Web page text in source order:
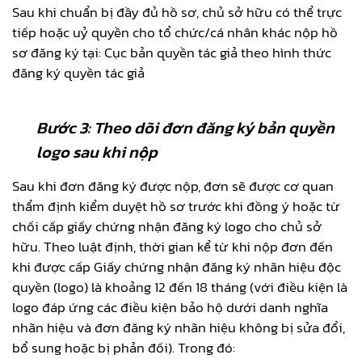
Sau khi chuẩn bị đầy đủ hồ sơ, chủ sở hữu có thể trực
tiếp hoặc uỷ quyền cho tổ chức/cá nhân khác nộp hồ
sơ đăng ký tại: Cục bản quyền tác giả theo hình thức
đăng ký quyền tác giả
Bước 3: Theo dõi đơn đăng ký bản quyền
logo sau khi nộp
Sau khi đơn đăng ký được nộp, đơn sẽ được cơ quan
thẩm định kiểm duyệt hồ sơ trước khi đồng ý hoặc từ
chối cấp giấy chứng nhận đăng ký logo cho chủ sở
hữu. Theo luật định, thời gian kể từ khi nộp đơn đến
khi được cấp Giấy chứng nhận đăng ký nhãn hiệu độc
quyền (logo) là khoảng 12 đến 18 tháng (với điều kiện là
logo đáp ứng các điều kiện bảo hộ dưới danh nghĩa
nhãn hiệu và đơn đăng ký nhãn hiệu không bị sửa đổi,
bổ sung hoặc bị phản đối). Trong đó: